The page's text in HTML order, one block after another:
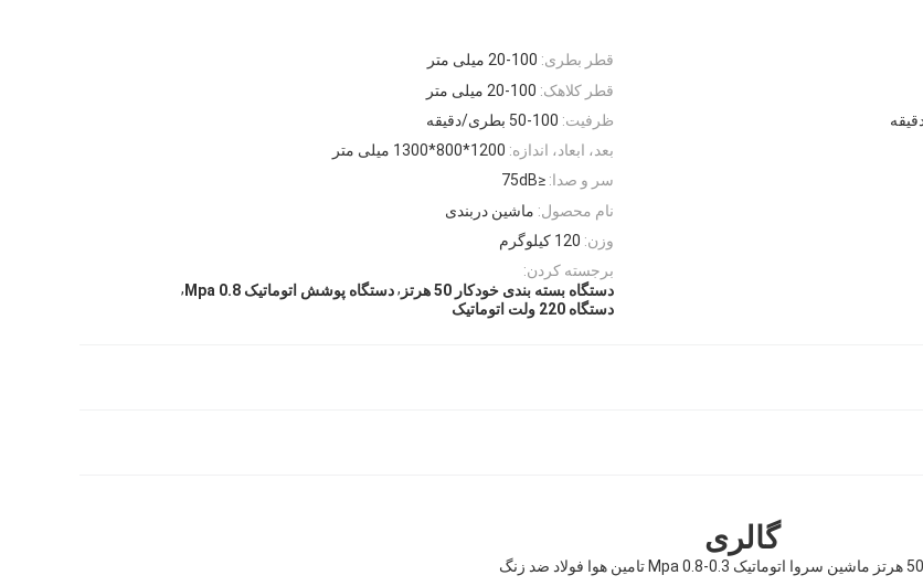
قطر بطری: 20-100 میلی متر
قطر کلاهک: 20-100 میلی متر
ظرفیت: 50-100 بطری/دقیقه
بعد، ابعاد، اندازه: 1200*800*1300 میلی متر
سر و صدا: ≤75dB
نام محصول: ماشین دربندی
وزن: 120 کیلوگرم
برجسته کردن:
دستگاه بسته بندی خودکار 50 هرتز
,دستگاه پوشش اتوماتیک 0.8 Mpa
,
دستگاه 220 ولت اتوماتیک
گالری